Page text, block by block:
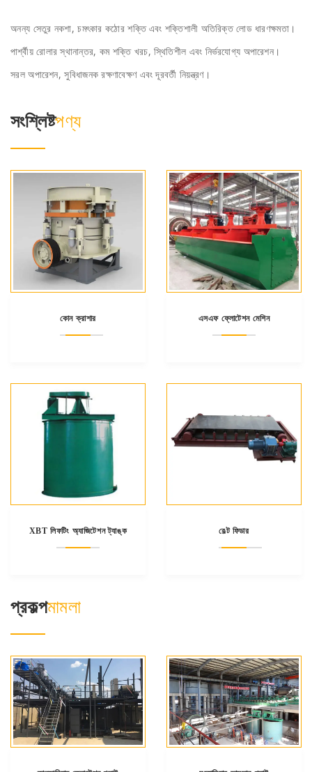
অনন্য সেতুর নকশা, চমৎকার কঠোর শক্তি এবং শক্তিশালী অতিরিক্ত লোড ধারণক্ষমতা।
পার্শ্বীয় রোলার স্থানান্তর, কম শক্তি খরচ, স্থিতিশীল এবং নির্ভরযোগ্য অপারেশন।
সরল অপারেশন, সুবিধাজনক রক্ষণাবেক্ষণ এবং দূরবর্তী নিয়ন্ত্রণ।
সংশ্লিষ্টপণ্য
কোন ক্রাশার এসএফ ফ্লোটেশন মেশিন
XBT লিফটিং অ্যাজিটেশন ট্যাঙ্ক বেল্ট ফিডার
প্রকল্পমামলা